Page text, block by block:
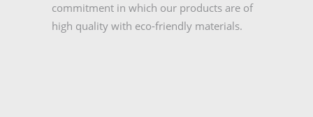
commitment in which our products are of
high quality with eco-friendly materials.